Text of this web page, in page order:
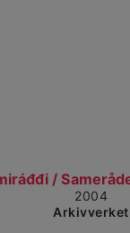
2004
Arkivverket